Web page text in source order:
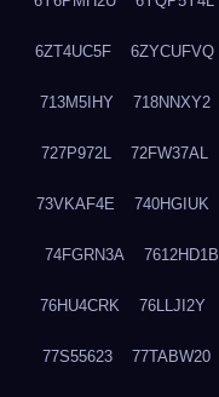
6ZT4UC5F 6ZYCUFVQ
713M5IHY 718NNXY2
727P972L 72FW37AL
73VKAF4E 740HGIUK
74FGRN3A 7612HD1B
76HU4CRK 76LLJI2Y
77S55623 77TABW20